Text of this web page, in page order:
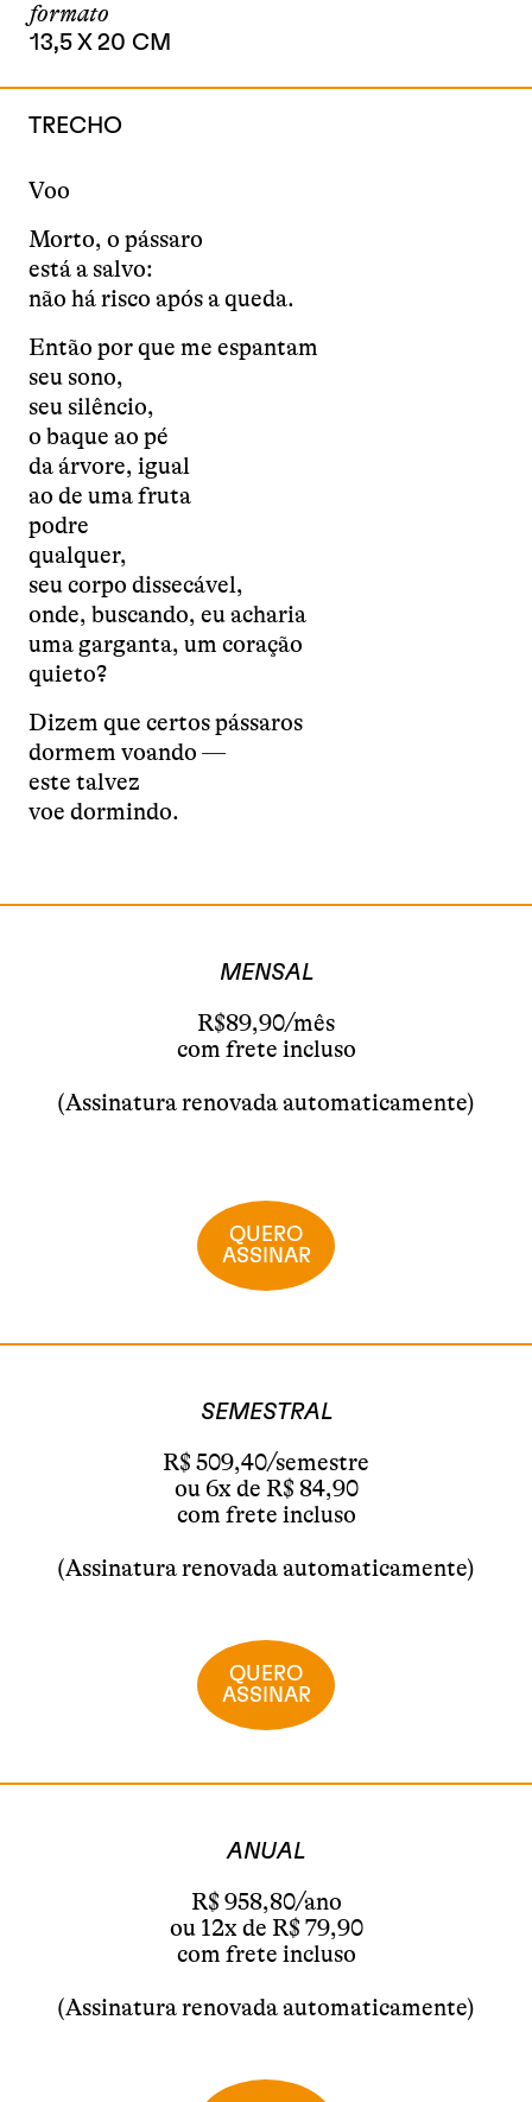
formato
13,5 X 20 CM
TRECHO
Voo
Morto, o pássaro
está a salvo:
não há risco após a queda.
Então por que me espantam
seu sono,
seu silêncio,
o baque ao pé
da árvore, igual
ao de uma fruta
podre
qualquer,
seu corpo dissecável,
onde, buscando, eu acharia
uma garganta, um coração
quieto?
Dizem que certos pássaros
dormem voando —
este talvez
voe dormindo.
MENSAL
R$89,90/mês
com frete incluso
(Assinatura renovada automaticamente)
QUERO
ASSINAR
SEMESTRAL
R$ 509,40/semestre
ou 6x de R$ 84,90
com frete incluso
(Assinatura renovada automaticamente)
QUERO
ASSINAR
ANUAL
R$ 958,80/ano
ou 12x de R$ 79,90
com frete incluso
(Assinatura renovada automaticamente)